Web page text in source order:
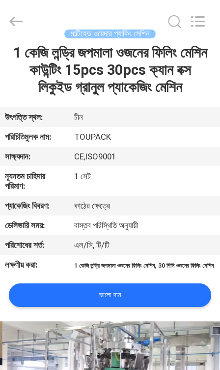
বাড়ি
আমাদের
সম্পর্কে
ফ্যাক্টরি
ট্যুর
মান
নিয়ন্ত্রণ
আমাদের
সাথে
যোগাযোগ
খবর
Reserved.
মাল্টিহেড ওয়েদার প্যাকিং মেশিন
1 কেজি লন্ড্রি জপমালা ওজনের ফিলিং মেশিন
কাউন্টিং 15pcs 30pcs ক্যান বক্স
লিকুইড গ্রানুল প্যাকেজিং মেশিন
উৎপত্তি স্থল:
চীন
পরিচিতিমুলক নাম:
TOUPACK
সাক্ষ্যদান:
CE,ISO9001
ন্যূনতম চাহিদার
পরিমাণ:
1 সেট
প্যাকেজিং বিবরণ:
কাঠের ক্ষেত্রে
ডেলিভারি সময়:
বাস্তব পরিস্থিতি অনুযায়ী
পরিশোধের শর্ত:
এল/সি, টি/টি
লক্ষণীয় করা:
1 কেজি লন্ড্রি জপমালা ওজনের ফিলিং মেশিন, 30 পিসি ওজনের ফিলিং মেশিন
ভালো দাম